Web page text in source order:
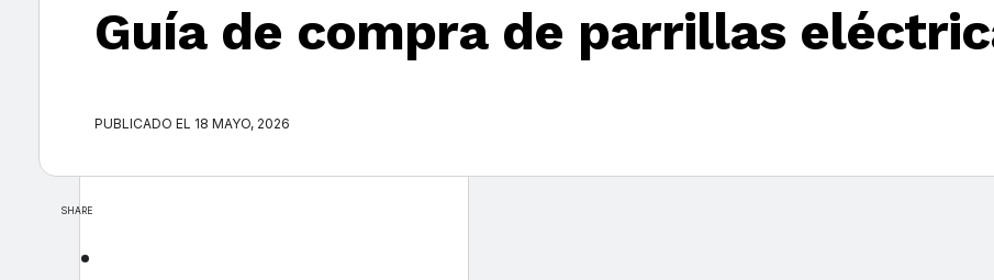
Guía de compra de parrillas
PUBLICADO EL 18 MAYO, 2026
SHARE